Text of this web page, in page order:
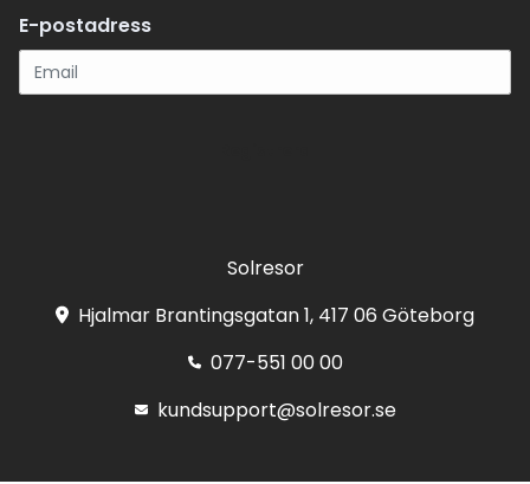
E-postadress
Solresor
Hjalmar Brantingsgatan 1, 417 06 Göteborg
077-551 00 00
kundsupport@solresor.se